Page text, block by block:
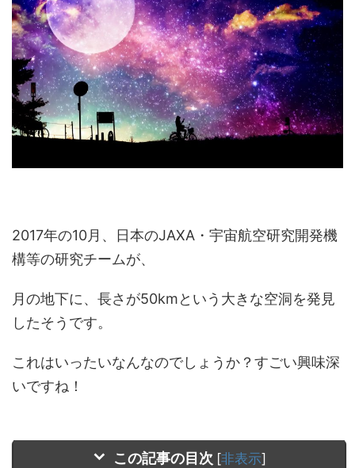
2017年の10月、日本のJAXA・宇宙航空研究開発機
構等の研究チームが、
月の地下に、長さが50kmという大きな空洞を発見
したそうです。
これはいったいなんなのでしょうか？すごい興味深
いですね！
この記事の目次 [非表示]